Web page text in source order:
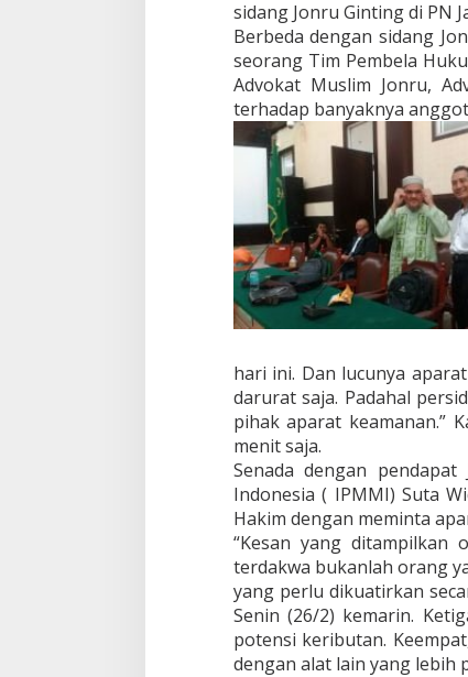
n
a
n
B
e
r
l
i
h
a
n
d
i
R
u
g
S
i
d
a
n
g
sidang Jonru Ginting di PN
Berbeda dengan sidang
seorang Tim Pembela
Advokat Muslim Jonru,
terhadap banyaknya
hari ini. Dan lucunya
darurat saja. Padahal
pihak aparat keamanan.”
menit saja.
Senada dengan
Indonesia ( IPMMI) Suta
Hakim dengan meminta
“Kesan yang ditampilkan
terdakwa bukanlah orang
yang perlu dikuatirkan
Senin (26/2) kemarin.
potensi keributan.
dengan alat lain yang lebih